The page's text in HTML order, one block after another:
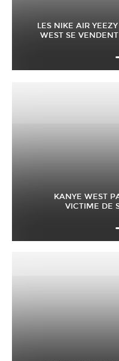
LES NIKE AIR
WEST SE
KANYE WEST
VICTIME DE